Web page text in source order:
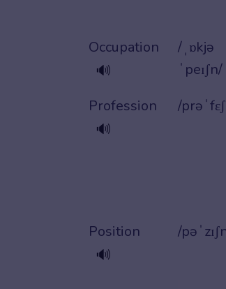
Occupation
🔊
/ˌɒkjə
ˈpeɪʃn/
Profession
🔊
/
Position
🔊
/